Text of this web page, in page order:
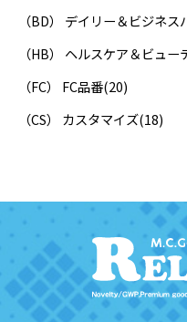
（BD） デイリー＆ビジネス
（HB） ヘルスケア＆ビュー
（FC） FC品番(20)
（CS） カスタマイズ(18)